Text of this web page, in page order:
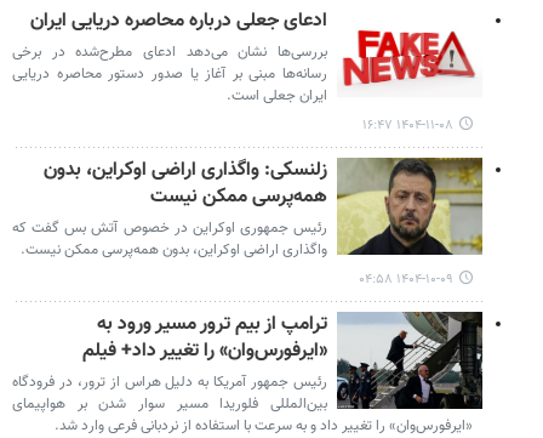
ادعای جعلی درباره محاصره دریایی ایران
بررسی‌ها نشان می‌دهد ادعای مطرح‌شده در برخی
رسانه‌ها مبنی بر آغاز یا صدور دستور محاصره دریایی
ایران جعلی است.
۱۴۰۴-۱۱-۰۸ ۱۶:۴۷
زلنسکی: واگذاری اراضی اوکراین، بدون
همه‌پرسی ممکن نیست
رئیس جمهوری اوکراین در خصوص آتش بس گفت که
واگذاری اراضی اوکراین، بدون همه‌پرسی ممکن نیست.
۱۴۰۴-۱۰-۰۹ ۰۴:۵۸
ترامپ از بیم ترور مسیر ورود به
«ایرفورس‌وان» را تغییر داد+ فیلم
رئیس جمهور آمریکا به دلیل هراس از ترور، در فرودگاه
بین‌المللی فلوریدا مسیر سوار شدن بر هواپیمای
«ایرفورس‌وان» را تغییر داد و به سرعت با استفاده از نردبانی فرعی وارد شد.